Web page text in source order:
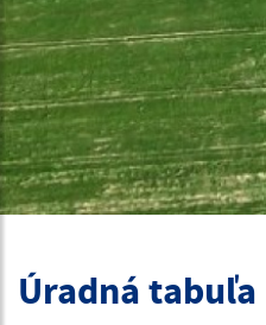
Úradná tabuľa